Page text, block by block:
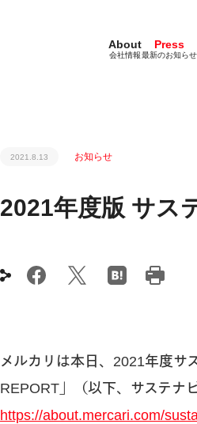
About
会社情報
Press
最新のお知らせ
2021.8.13 お知らせ
2021年度版 サス
メルカリは本日、2021年度サ
REPORT」（以下、サステナ
https://about.mercari.com/